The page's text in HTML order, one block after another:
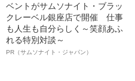
ベントがサムソナイト・ブラッ
クレーベル銀座店で開催 仕事
も人生も自分らしく～笑顔あふ
れる特別対談～
PR（サムソナイト・ジャパン）